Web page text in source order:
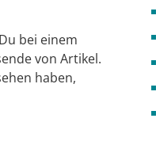
bei einem
von Artikel.
haben,